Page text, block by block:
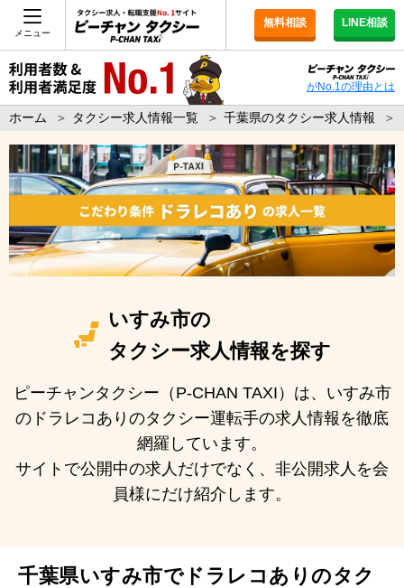
メニュー
無料相談 LINE相談
がNo.1の理由とは
ホーム ＞ タクシー求人情報一覧 ＞ 千葉県のタクシー求人情報 ＞
いすみ市の
タクシー求人情報を探す
ピーチャンタクシー（P-CHAN TAXI）は、いすみ市
のドラレコありのタクシー運転手の求人情報を徹底
網羅しています。
サイトで公開中の求人だけでなく、非公開求人を会
員様にだけ紹介します。
千葉県いすみ市でドラレコありのタク